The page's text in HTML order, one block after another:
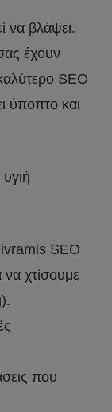
να βλάψει.
έχουν
SEO
ύποπτο και
SEO
χτίσουμε
που